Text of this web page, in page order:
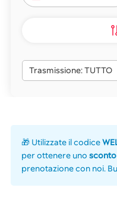
Trasmissione: TUTTO
🎁 Utilizzate il codice
per ottenere uno sconto
prenotazione con noi.